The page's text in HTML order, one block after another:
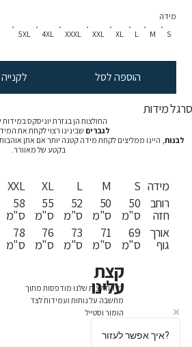
S
M
L
XL
XXL
XXXL
4XL
5XL
מידה
הוספה לסל
סרגל מידות
החולצות הן בגזרת יוניסקס במידות
לגברים שבינינו רצוי לקחת את
לבנות, היינו ממליצים לקחת מידה קטנה יותר אם אתן
בקטע של מאוורר.
XXL
58
ס"מ
78
ס"מ
XL
55
ס"מ
76
ס"מ
L
52
ס"מ
73
ס"מ
M
50
ס"מ
71
ס"מ
S
50
ס"מ
69
ס"מ
מידה
רוחב
חזה
אורך
גוף
כל החולצות שלנו מודפסות מתוך
מחשבה על נוחות ועמידות לצד
הומור וסטייל
קצת
עלינו
איך אפשר לעזור?